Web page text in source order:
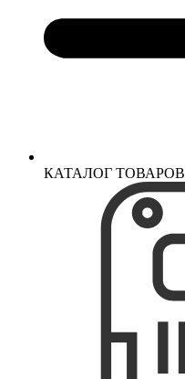
КАТАЛОГ ТОВАРОВ